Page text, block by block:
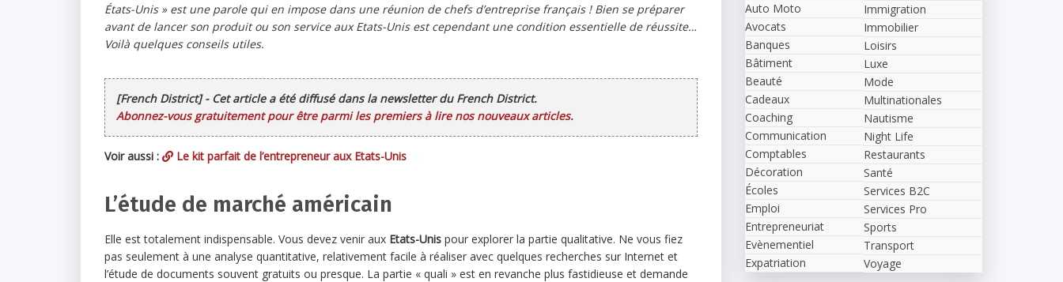
États-Unis » est une parole qui en impose dans une réunion de chefs d’entreprise français ! Bien se préparer
avant de lancer son produit ou son service aux Etats-Unis est cependant une condition essentielle de réussite…
Voilà quelques conseils utiles.
[French District] - Cet article a été diffusé dans la newsletter du French District.
Abonnez-vous gratuitement pour être parmi les premiers à lire nos nouveaux articles.
Voir aussi : Le kit parfait de l’entrepreneur aux Etats-Unis
L’étude de marché américain
Elle est totalement indispensable. Vous devez venir aux Etats-Unis pour explorer la partie qualitative. Ne vous fiez
pas seulement à une analyse quantitative, relativement facile à réaliser avec quelques recherches sur Internet et
l’étude de documents souvent gratuits ou presque. La partie « quali » est en revanche plus fastidieuse et demande
Auto Moto
Avocats
Banques
Bâtiment
Beauté
Cadeaux
Coaching
Communication
Comptables
Décoration
Écoles
Emploi
Entrepreneuriat
Evènementiel
Expatriation
Immigration
Immobilier
Loisirs
Luxe
Mode
Multinationales
Nautisme
Night Life
Restaurants
Santé
Services B2C
Services Pro
Sports
Transport
Voyage